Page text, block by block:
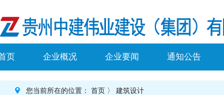
页 企业概况 企业要闻 通知公告
您当前所在的位置： 首页 〉 建筑设计